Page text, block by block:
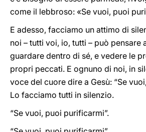
come il lebbroso: «Se vuoi, puoi
E adesso, facciamo un attimo di
noi – tutti voi, io, tutti – può pensare
guardare dentro di sé, e vedere le
propri peccati. E ognuno di noi, in
voce del cuore dire a Gesù: “Se
Lo facciamo tutti in silenzio.
“Se vuoi, puoi purificarmi”.